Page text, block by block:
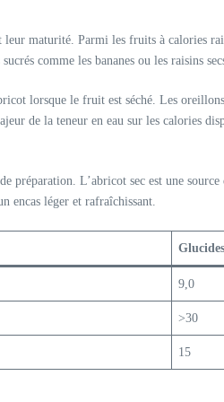
maturité. Parmi les fruits à calories
comme les bananes ou les raisins
lorsque le fruit est séché. Les
de la teneur en eau sur les calories
préparation. L’abricot sec est une
encas léger et rafraîchissant.
9,0
>30
15